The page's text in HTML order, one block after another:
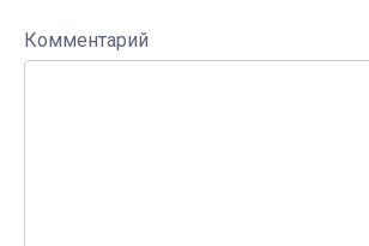
Комментарий